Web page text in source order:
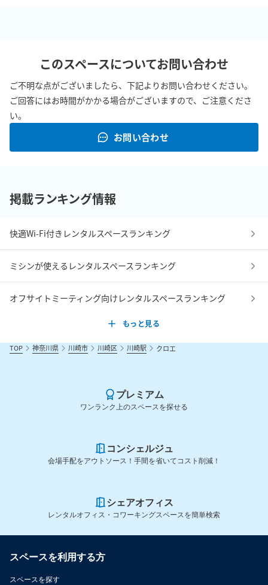
このスペースについてお問い合わせ
ご不明な点がございましたら、下記よりお問い合わせください。
ご回答にはお時間がかかる場合がございますので、ご注意くださ
い。
お問い合わせ
掲載ランキング情報
快適Wi-Fi付きレンタルスペースランキング
ミシンが使えるレンタルスペースランキング
オフサイトミーティング向けレンタルスペースランキング
もっと見る
TOP 神奈川県 川崎市 川崎区 川崎駅 クロエ
プレミアム
ワンランク上のスペースを探せる
コンシェルジュ
会場手配をアウトソース！手間を省いてコスト削減！
シェアオフィス
レンタルオフィス・コワーキングスペースを簡単検索
スペースを利用する方
スペースを探す